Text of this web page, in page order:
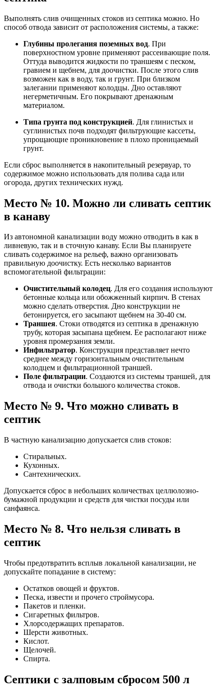
Выполнять слив очищенных стоков из септика можно. Но
способ отвода зависит от расположения системы, а также:
Глубины пролегания поземных вод. При
поверхностном уровне применяют рассеивающие поля.
Оттуда выводится жидкости по траншеям с песком,
гравием и щебнем, для доочистки. После этого слив
возможен как в воду, так и грунт. При близком
залегании применяют колодцы. Дно оставляют
негерметичным. Его покрывают дренажным
материалом.
Типа грунта под конструкцией. Для глинистых и
суглинистых почв подходят фильтрующие кассеты,
упрощающие проникновение в плохо проницаемый
грунт.
Если сброс выполняется в накопительный резервуар, то
содержимое можно использовать для полива сада или
огорода, других технических нужд.
Место № 10. Можно ли сливать септик
в канаву
Из автономной канализации воду можно отводить в как в
ливневую, так и в сточную канаву. Если Вы планируете
сливать содержимое на рельеф, важно организовать
правильную доочистку. Есть несколько вариантов
вспомогательной фильтрации:
Очистительный колодец. Для его создания используют
бетонные кольца или обожженный кирпич. В стенах
можно сделать отверстия. Дно конструкции не
бетонируется, его засыпают щебнем на 30-40 см.
Траншея. Стоки отводятся из септика в дренажную
трубу, которая засыпана щебнем. Ее располагают ниже
уровня промерзания земли.
Инфильтратор. Конструкция представляет нечто
среднее между горизонтальным очистительным
колодцем и фильтрационной траншей.
Поле фильтрации. Создаются из системы траншей, для
отвода и очистки большого количества стоков.
Место № 9. Что можно сливать в
септик
В частную канализацию допускается слив стоков:
Стиральных.
Кухонных.
Сантехнических.
Допускается сброс в небольших количествах целлюлозно-
бумажной продукции и средств для чистки посуды или
санфаянса.
Место № 8. Что нельзя сливать в
септик
Чтобы предотвратить всплыв локальной канализации, не
допускайте попадание в систему:
Остатков овощей и фруктов.
Песка, извести и прочего строймусора.
Пакетов и пленки.
Сигаретных фильтров.
Хлорсодержащих препаратов.
Шерсти животных.
Кислот.
Щелочей.
Спирта.
Септики с залповым сбросом 500 л